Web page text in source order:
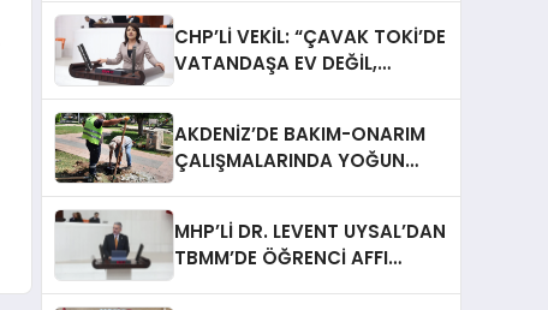
CHP’Lİ VEKİL: “ÇAVAK TOKİ’DE
VATANDAŞA EV DEĞİL,
AKDENİZ’DE BAKIM-ONARIM
ÇALIŞMALARINDA YOĞUN
MHP’Lİ DR. LEVENT UYSAL’DAN
TBMM’DE ÖĞRENCİ AFFI